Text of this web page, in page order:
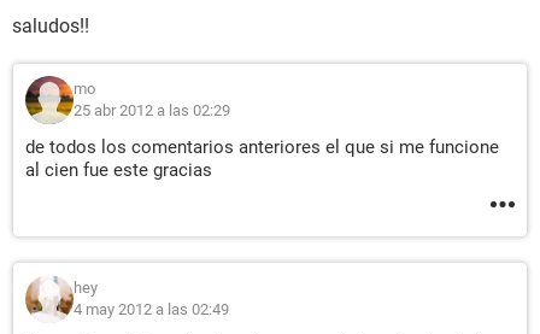
saludos!!
mo
25 abr 2012 a las 02:29
de todos los comentarios anteriores el que si me funcione
al cien fue este gracias
hey
4 may 2012 a las 02:49